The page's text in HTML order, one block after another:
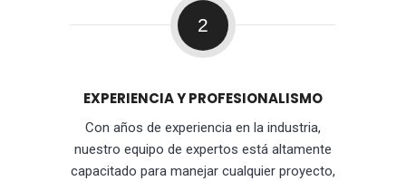
2
EXPERIENCIA Y PROFESIONALISMO
Con años de experiencia en la industria,
nuestro equipo de expertos está altamente
capacitado para manejar cualquier proyecto,